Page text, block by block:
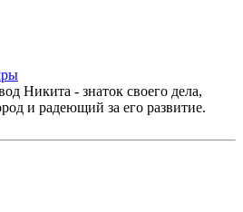
Никита - знаток своего дела,
и радеющий за его развитие.